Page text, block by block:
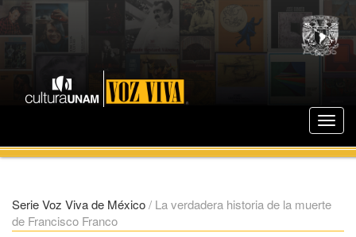
Serie Voz Viva de México/ La verdadera historia de la muerte
de Francisco Franco